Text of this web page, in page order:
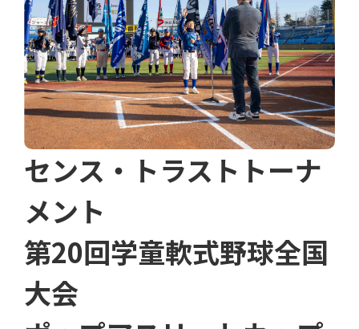
センス・トラストトーナ
メント
第20回学童軟式野球全国
大会